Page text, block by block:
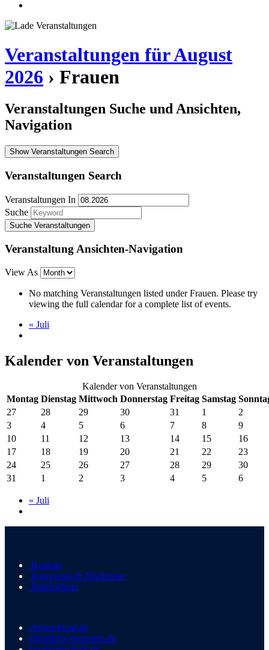
Veranstaltungen für August
2026 › Frauen
Veranstaltungen Suche und Ansichten,
Navigation
Show Veranstaltungen Search
Veranstaltungen Search
Veranstaltungen In
Suche
Veranstaltung Ansichten-Navigation
View As
No matching Veranstaltungen listed under Frauen. Please try
viewing the full calendar for a complete list of events.
« Juli
Kalender von Veranstaltungen
Kalender von Veranstaltungen
Montag Dienstag Mittwoch Donnerstag Freitag Samstag
27
28 29 30 31 1
2
3
4 5 6 7 8
9
10
11 12 13 14 15
16
17
18 19 20 21 22
23
24
25 26 27 28 29
30
31
1 2 3 4 5 6
« Juli
Kontakt
Impressum & Disclaimer
Datenschutz
christusbund.de
christliche-freizeiten.de